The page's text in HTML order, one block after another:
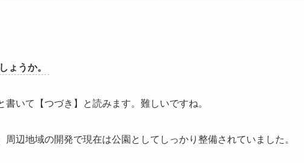
ょうか。
いて【つづき】と読みます。難しいですね。
周辺地域の開発で現在は公園としてしっかり整備されていました。